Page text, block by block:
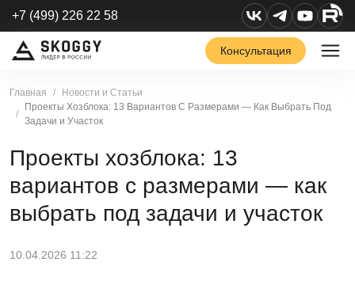
+7 (499) 226 22 58
Консультация
Главная
Новости и Статьи
Проекты Хозблока: 13 Вариантов С Размерами — Как Выбрать Под
Задачи и Участок
Проекты хозблока: 13
вариантов с размерами — как
выбрать под задачи и участок
10.04.2026 11:22